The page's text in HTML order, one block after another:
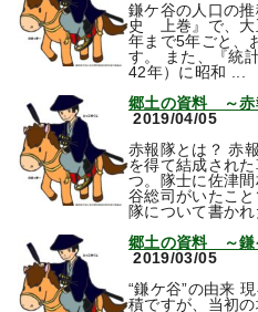
鎌ケ谷の人口の
史 上巻』で、大
年まで5年ごと、
す。 また、『統
42年）に昭和 ...
郷土の資料 ～赤
2019/04/05
赤報隊とは？ 赤
を得て結成され
つ。隊士に佐津
谷総司がいたこ
隊について書か
郷土の資料 ～鎌
2019/03/05
“鎌ケ谷”の由来
積ですが、当初の